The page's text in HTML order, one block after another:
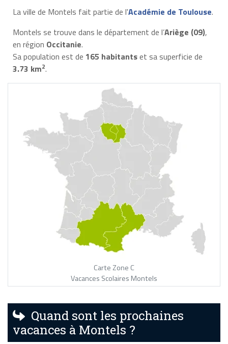
La ville de Montels fait partie de l'Académie de Toulouse.
Montels se trouve dans le département de l’Ariège (09),
en région Occitanie.
Sa population est de 165 habitantset sa superficie de
3.73 km2.
Carte Zone C
Vacances Scolaires Montels
Quand sont les prochaines
vacances à Montels ?